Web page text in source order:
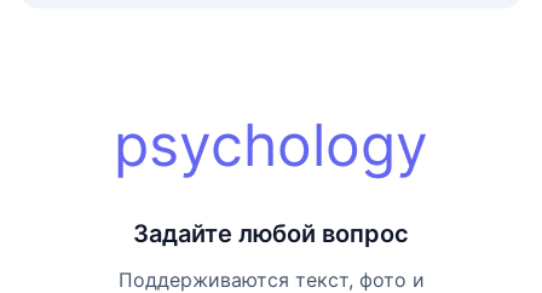
psychology
Задайте любой вопрос
Поддерживаются текст, фото и